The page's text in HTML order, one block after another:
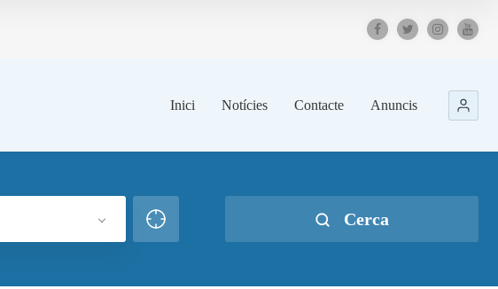
Inici Notícies Contacte Anuncis
Cerca